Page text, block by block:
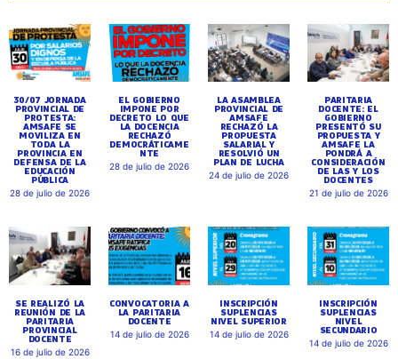
30/07 JORNADA
PROVINCIAL DE
PROTESTA:
AMSAFE SE
MOVILIZA EN
TODA LA
PROVINCIA EN
DEFENSA DE LA
EDUCACIÓN
PÚBLICA
28 de julio de 2026
EL GOBIERNO
IMPONE POR
DECRETO LO QUE
LA DOCENCIA
RECHAZÓ
DEMOCRÁTICAME
NTE
28 de julio de 2026
LA ASAMBLEA
PROVINCIAL DE
AMSAFE
RECHAZÓ LA
PROPUESTA
SALARIAL Y
RESOLVIÓ UN
PLAN DE LUCHA
24 de julio de 2026
PARITARIA
DOCENTE: EL
GOBIERNO
PRESENTÓ SU
PROPUESTA Y
AMSAFE LA
PONDRÁ A
CONSIDERACIÓN
DE LAS Y LOS
DOCENTES
21 de julio de 2026
SE REALIZÓ LA
REUNIÓN DE LA
PARITARIA
PROVINCIAL
DOCENTE
16 de julio de 2026
CONVOCATORIA A
LA PARITARIA
DOCENTE
14 de julio de 2026
INSCRIPCIÓN
SUPLENCIAS
NIVEL SUPERIOR
14 de julio de 2026
INSCRIPCIÓN
SUPLENCIAS
NIVEL
SECUNDARIO
14 de julio de 2026